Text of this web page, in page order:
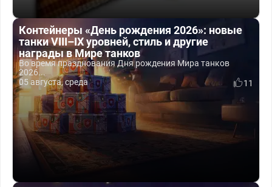
Контейнеры «День рождения 2026»: новые
танки VIII–IX уровней, стиль и другие
награды в Мире танков
Во время празднования Дня рождения Мира танков
2026...
05 августа, среда
11